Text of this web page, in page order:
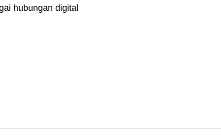
hubungan digital